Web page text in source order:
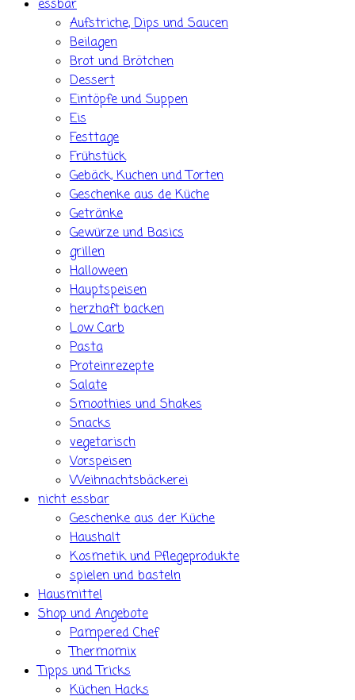
essbar
Aufstriche, Dips und Saucen
Beilagen
Brot und Brötchen
Dessert
Eintöpfe und Suppen
Eis
Festtage
Frühstück
Gebäck, Kuchen und Torten
Geschenke aus de Küche
Getränke
Gewürze und Basics
grillen
Halloween
Hauptspeisen
herzhaft backen
Low Carb
Pasta
Proteinrezepte
Salate
Smoothies und Shakes
Snacks
vegetarisch
Vorspeisen
Weihnachtsbäckerei
nicht essbar
Geschenke aus der Küche
Haushalt
Kosmetik und Pflegeprodukte
spielen und basteln
Hausmittel
Shop und Angebote
Pampered Chef
Thermomix
Tipps und Tricks
Küchen Hacks